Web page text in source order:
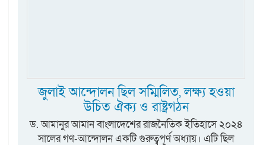
জুলাই আন্দোলন ছিল সম্মিলিত, লক্ষ্য হওয়া
উচিত ঐক্য ও রাষ্ট্রগঠন
ড. আমানুর আমান বাংলাদেশের রাজনৈতিক ইতিহাসে ২০২৪
সালের গণ-আন্দোলন একটি গুরুত্বপূর্ণ অধ্যায়। এটি ছিল